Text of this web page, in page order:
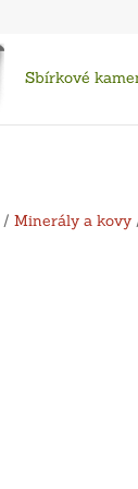
Sbírkové
/ Minerály a kovy